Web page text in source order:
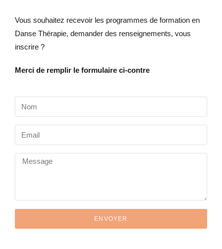
Vous souhaitez recevoir les programmes de formation en
Danse Thérapie, demander des renseignements, vous
inscrire ?
Merci de remplir le formulaire ci-contre
ENVOYER